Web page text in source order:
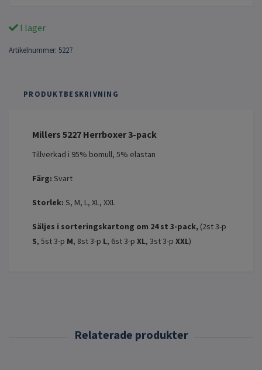
I lager
Artikelnummer: 5227
PRODUKTBESKRIVNING
Millers 5227 Herrboxer 3-pack
Tillverkad i 95% bomull, 5% elastan
Färg: Svart
Storlek: S, M, L, XL, XXL
Säljes i sorteringskartong om 24 st 3-pack, (2st 3-p
S, 5st 3-p M, 8st 3-p L, 6st 3-p XL, 3st 3-p XXL)